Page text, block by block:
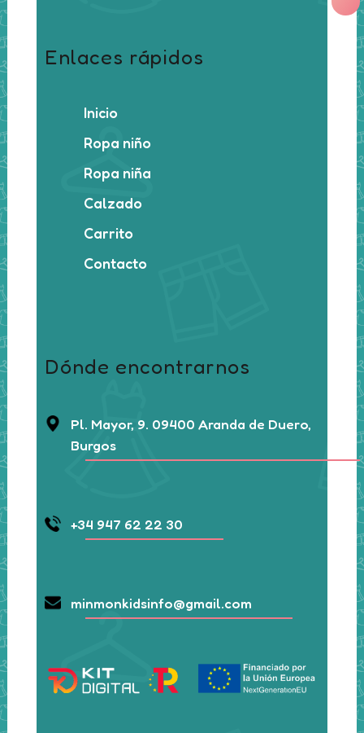
Enlaces rápidos
Inicio
Ropa niño
Ropa niña
Calzado
Carrito
Contacto
Dónde encontrarnos
Pl. Mayor, 9. 09400 Aranda de Duero,
Burgos
+34 947 62 22 30
minmonkidsinfo@gmail.com